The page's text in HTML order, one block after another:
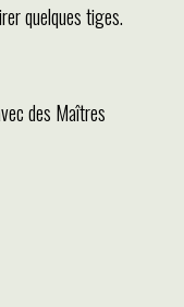
quelques tiges.
des Maîtres